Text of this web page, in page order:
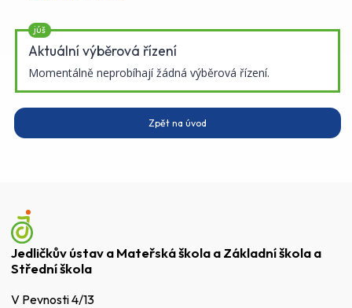
júš
Aktuální výběrová řízení
Momentálně neprobíhají žádná výběrová řízení.
Zpět na úvod
Jedličkův ústav a Mateřská škola a Základní škola a
Střední škola
V Pevnosti 4/13